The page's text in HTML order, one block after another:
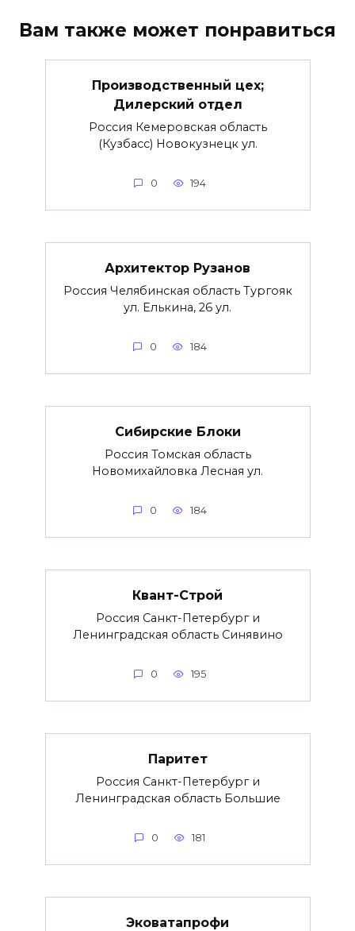
Вам также может понравиться
Производственный цех;
Дилерский отдел
Россия Кемеровская область
(Кузбасс) Новокузнецк ул.
0 194
Архитектор Рузанов
Россия Челябинская область Тургояк
ул. Елькина, 26 ул.
0 184
Сибирские Блоки
Россия Томская область
Новомихайловка Лесная ул.
0 184
Квант-Строй
Россия Санкт-Петербург и
Ленинградская область Синявино
0 195
Паритет
Россия Санкт-Петербург и
Ленинградская область Большие
0 181
Эковатапрофи